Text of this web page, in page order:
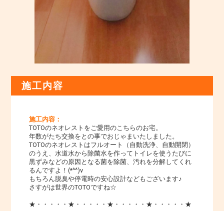
施工内容
施工内容：
TOTOのネオレストをご愛用のこちらのお宅。
年数がたち交換をとの事でおじゃまいたしました。
TOTOのネオレストはフルオート（自動洗浄、自動開閉）
のうえ、水道水から除菌水を作ってトイレを使うたびに
黒ずみなどの原因となる菌を除菌、汚れを分解してくれ
るんですよ！(*^^)v
もちろん脱臭や停電時の安心設計などもございます♪
さすがは世界のTOTOですね☆
★・・・・・★・・・・・★・・・・・★・・・・・★